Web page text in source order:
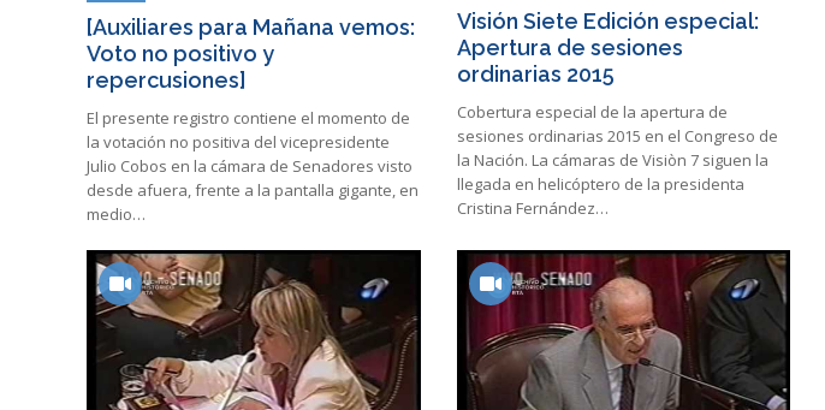
[Auxiliares para Mañana vemos:
Voto no positivo y
repercusiones]
El presente registro contiene el momento de
la votación no positiva del vicepresidente
Julio Cobos en la cámara de Senadores visto
desde afuera, frente a la pantalla gigante, en
medio…
Visión Siete Edición especial:
Apertura de sesiones
ordinarias 2015
Cobertura especial de la apertura de
sesiones ordinarias 2015 en el Congreso de
la Nación. La cámaras de Visiòn 7 siguen la
llegada en helicóptero de la presidenta
Cristina Fernández…